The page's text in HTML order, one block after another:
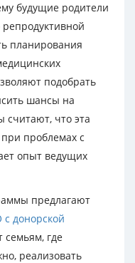
будущие родители
планирования
подобрать
шансы на
что эта
при проблемах с
опыт ведущих
предлагают
донорской
семьям, где
реализовать